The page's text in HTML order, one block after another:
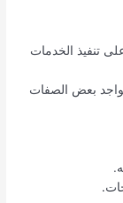
تنفيذ الخدمات
بعض الصفات